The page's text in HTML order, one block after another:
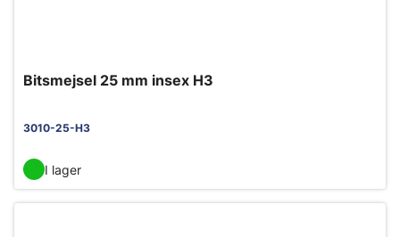
Bitsmejsel 25 mm insex H3
3010-25-H3
I lager